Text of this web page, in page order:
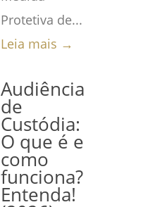
Protetiva de...
Leia mais →
Audiência
de
Custódia:
O que é e
como
funciona?
Entenda!